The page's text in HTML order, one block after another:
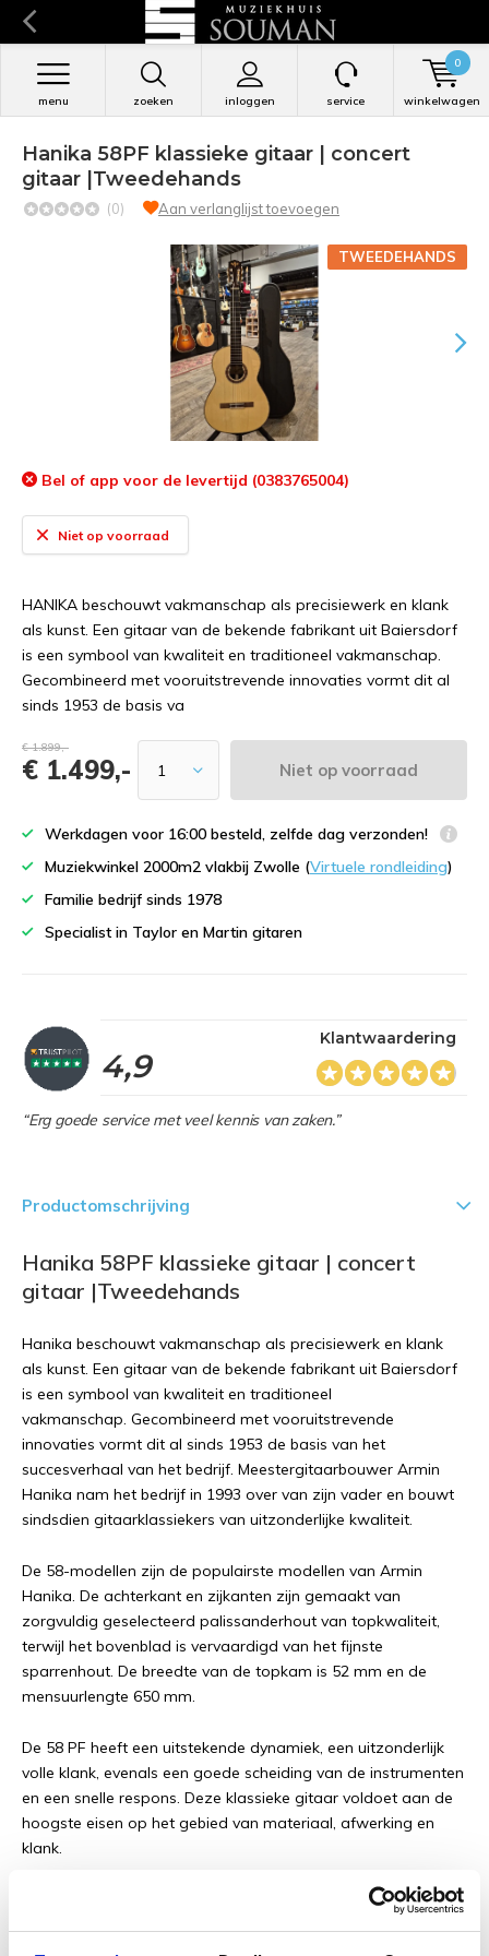
zoeken inloggen
menu service winkelwagen
0
Hanika 58PF klassieke gitaar | concert
gitaar |Tweedehands
(0) Aan verlanglijst toevoegen
TWEEDEHANDS
Bel of app voor de levertijd (0383765004)
Niet op voorraad
HANIKA beschouwt vakmanschap als precisiewerk en klank
als kunst. Een gitaar van de bekende fabrikant uit Baiersdorf
is een symbool van kwaliteit en traditioneel vakmanschap.
Gecombineerd met vooruitstrevende innovaties vormt dit al
sinds 1953 de basis va
€ 1.899,-
€ 1.499,- Niet op voorraad
Werkdagen voor 16:00 besteld, zelfde dag verzonden!
Muziekwinkel 2000m2 vlakbij Zwolle (Virtuele rondleiding)
Familie bedrijf sinds 1978
Specialist in Taylor en Martin gitaren
4,9
Klantwaardering
“Erg goede service met veel kennis van zaken.”
Productomschrijving
Hanika 58PF klassieke gitaar | concert
gitaar |Tweedehands
Hanika beschouwt vakmanschap als precisiewerk en klank
als kunst. Een gitaar van de bekende fabrikant uit Baiersdorf
is een symbool van kwaliteit en traditioneel
vakmanschap. Gecombineerd met vooruitstrevende
innovaties vormt dit al sinds 1953 de basis van het
succesverhaal van het bedrijf. Meestergitaarbouwer Armin
Hanika nam het bedrijf in 1993 over van zijn vader en bouwt
sindsdien gitaarklassiekers van uitzonderlijke kwaliteit.
De 58-modellen zijn de populairste modellen van Armin
Hanika. De achterkant en zijkanten zijn gemaakt van
zorgvuldig geselecteerd palissanderhout van topkwaliteit,
terwijl het bovenblad is vervaardigd van het fijnste
sparrenhout. De breedte van de topkam is 52 mm en de
mensuurlengte 650 mm.
De 58 PF heeft een uitstekende dynamiek, een uitzonderlijk
volle klank, evenals een goede scheiding van de instrumenten
en een snelle respons. Deze klassieke gitaar voldoet aan de
hoogste eisen op het gebied van materiaal, afwerking en
klank.
Deze tweedehands Hanika 58PF klassieke gitaar wordt